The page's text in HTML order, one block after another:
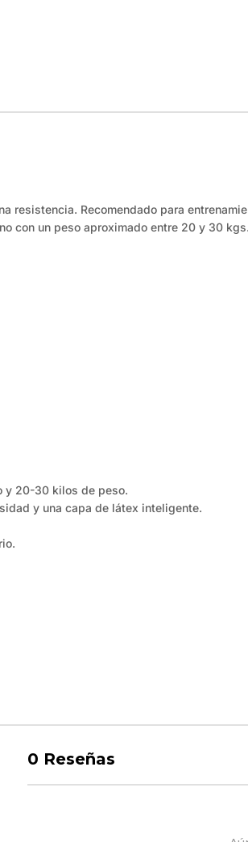
resistencia. Recomendado para
con un peso aproximado entre 20 y 30
y 20-30 kilos de peso.
y una capa de látex inteligente.
0 Reseñas